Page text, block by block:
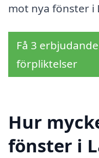
mot nya fönster i
Få 3
förpliktelser
Hur
fönster i